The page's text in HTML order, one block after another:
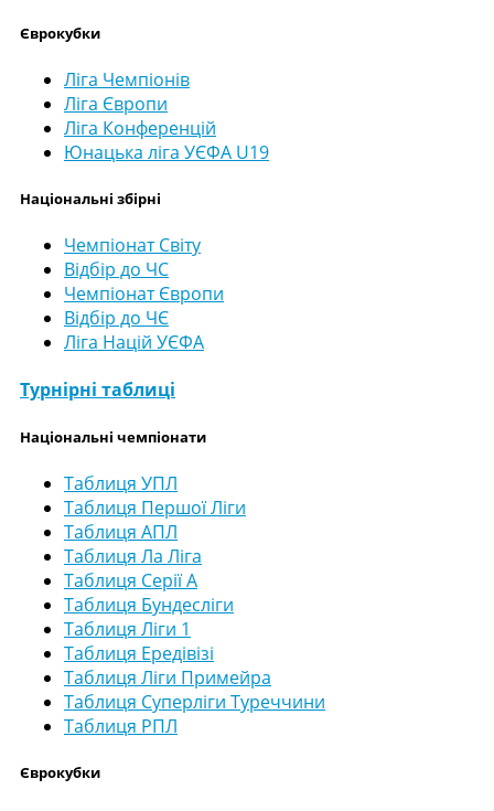
Єврокубки
Ліга Чемпіонів
Ліга Європи
Ліга Конференцій
Юнацька ліга УЄФА U19
Національні збірні
Чемпіонат Світу
Відбір до ЧС
Чемпіонат Європи
Відбір до ЧЄ
Ліга Націй УЄФА
Турнірні таблиці
Національні чемпіонати
Таблиця УПЛ
Таблиця Першої Ліги
Таблиця АПЛ
Таблиця Ла Ліга
Таблиця Серії А
Таблиця Бундесліги
Таблиця Ліги 1
Таблиця Ередівізі
Таблиця Ліги Примейра
Таблиця Суперліги Туреччини
Таблиця РПЛ
Єврокубки